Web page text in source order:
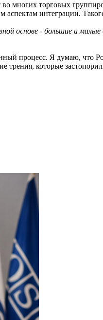
многих торговых
аспектам интеграции.
основе - большие и
процесс. Я думаю, что
трения, которые